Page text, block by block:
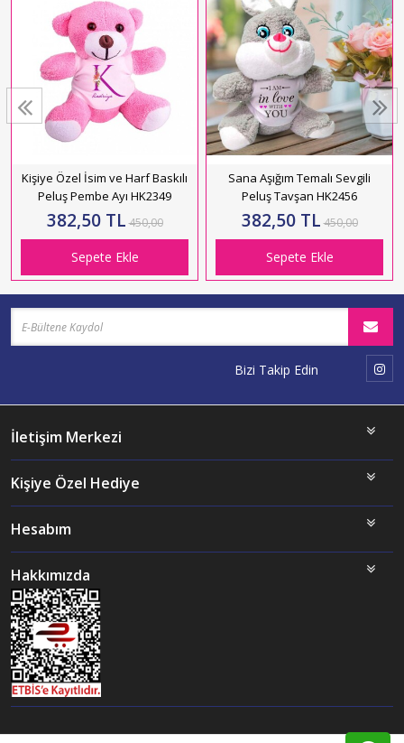
Kişiye Özel İsim ve Harf Baskılı
Peluş Pembe Ayı HK2349
382,50 TL 450,00
Sepete Ekle
Sana Aşığım Temalı Sevgili
Peluş Tavşan HK2456
382,50 TL 450,00
Sepete Ekle
Bizi Takip Edin
İletişim Merkezi
Kişiye Özel Hediye
Hesabım
Hakkımızda